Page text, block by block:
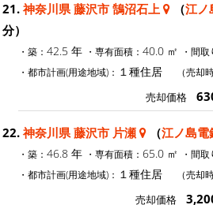
21. 神奈川県 藤沢市 鵠沼石上 （江ノ
分）
・築： 42.5 年 ・専有面積： 40.0 ㎡ ・間取
・都市計画(用途地域)： １種住居 （売却
売却価格
22. 神奈川県 藤沢市 片瀬 （江ノ島電
・築： 46.8 年 ・専有面積： 65.0 ㎡ ・間取
・都市計画(用途地域)： １種住居 （売却
売却価格